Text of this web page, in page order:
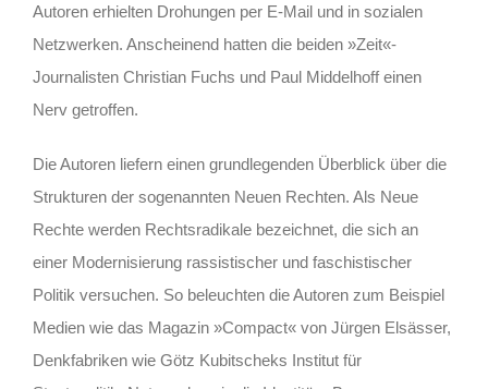
Autoren erhielten Drohungen per E-Mail und in sozialen
Netzwerken. Anscheinend hatten die beiden »Zeit«-
Journalisten Christian Fuchs und Paul Middelhoff einen
Nerv getroffen.
Die Autoren liefern einen grundlegenden Überblick über die
Strukturen der sogenannten Neuen Rechten. Als Neue
Rechte werden Rechtsradikale bezeichnet, die sich an
einer Modernisierung rassistischer und faschistischer
Politik versuchen. So beleuchten die Autoren zum Beispiel
Medien wie das Magazin »Compact« von Jürgen Elsässer,
Denkfabriken wie Götz Kubitscheks Institut für